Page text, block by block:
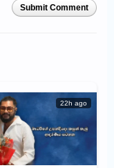
Submit Comment
22h ago